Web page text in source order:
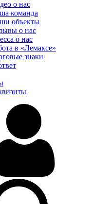
о нас
команда
объекты
о нас
о нас
в «Лемаксе»
знаки